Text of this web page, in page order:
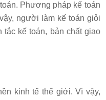
Phương pháp kế toán
người làm kế toán giỏi
kế toán, bản chất giao
kinh tế thế giới. Vì vậy,